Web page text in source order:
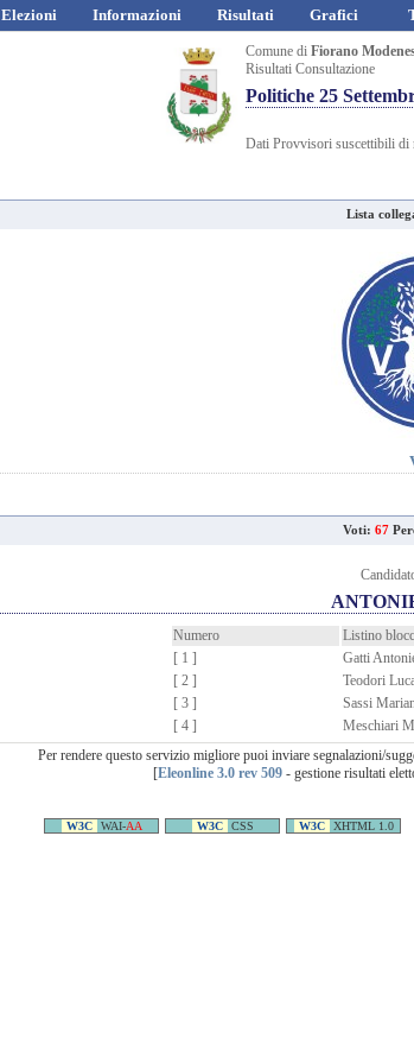
Elezioni Informazioni Risultati Grafici
Comune di Fiorano
Risultati Consultazione
Politiche 25
Dati Provvisori suscettibili di
Lista
Voti: 67
Numero
Listino
[ 1 ]
Gatti
[ 2 ]
Teodori
[ 3 ]
Sassi
[ 4 ]
Meschiari
Per rendere questo servizio migliore puoi inviare segnalazioni/
[Eleonline 3.0 rev 509 - gestione risultati
W3C WAI-AA W3C CSS W3C XHTML 1.0